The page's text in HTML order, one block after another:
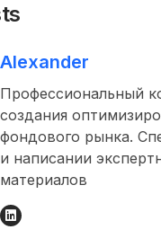
Alexander
Профессиональный
создания
фондового рынка.
и написании
материалов